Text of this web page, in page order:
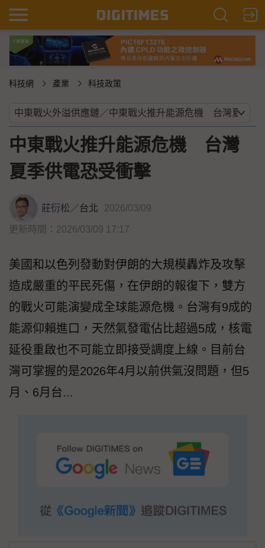
科技網 產業 科技政策
中東戰火推升能源危機 台灣
夏季供電恐受衝擊
莊衍松／台北 2026/03/09
更新時間：2026/03/09 17:17
美國和以色列發動對伊朗的大規模轟炸及攻擊
造成嚴重的平民死傷，在伊朗的報復下，雙方
的戰火可能演變成全球能源危機。台灣有9成的
能源仰賴進口，天然氣發電佔比超過5成，核電
延役重啟也不可能立即接受調度上線。目前台
灣可掌握的是2026年4月以前供氣沒問題，但5
月、6月台...